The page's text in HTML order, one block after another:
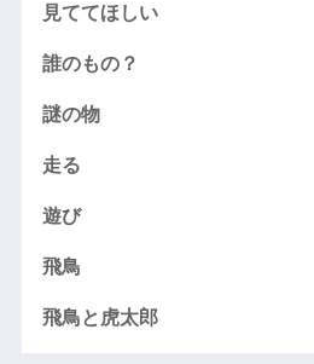
見ててほしい
誰のもの？
謎の物
走る
遊び
飛鳥
飛鳥と虎太郎